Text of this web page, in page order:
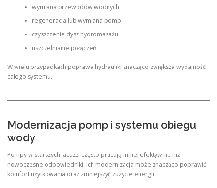
wymiana przewodów wodnych
regeneracja lub wymiana pomp
czyszczenie dysz hydromasażu
uszczelnianie połączeń
W wielu przypadkach poprawa hydrauliki znacząco zwiększa wydajność
całego systemu.
Modernizacja pomp i systemu obiegu
wody
Pompy w starszych jacuzzi często pracują mniej efektywnie niż
nowoczesne odpowiedniki. Ich modernizacja może znacząco poprawić
komfort użytkowania oraz zmniejszyć zużycie energii.